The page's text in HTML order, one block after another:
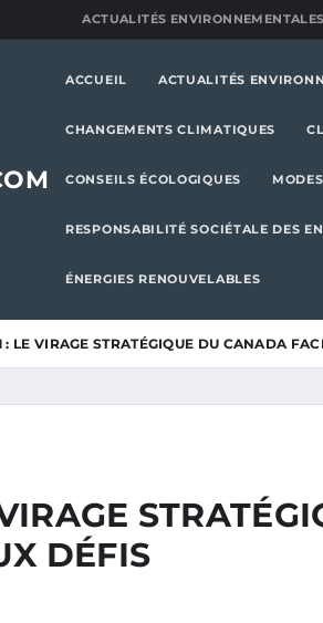
ACTUALITÉS ENVIRONNEMENTALES
ACCUEIL ACTUALITÉS
CHANGEMENTS CLIMATIQUES
CONSEILS ÉCOLOGIQUES
RESPONSABILITÉ SOCIÉTALE DES
ÉNERGIES RENOUVELABLES
: LE VIRAGE STRATÉGIQUE DU CANADA
DÉFIS